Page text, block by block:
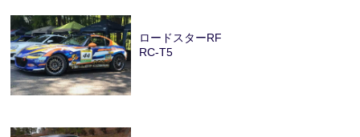
ロードスターRF
RC-T5